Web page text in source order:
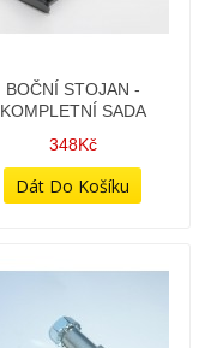
BOČNÍ STOJAN -
KOMPLETNÍ SADA
348Kč